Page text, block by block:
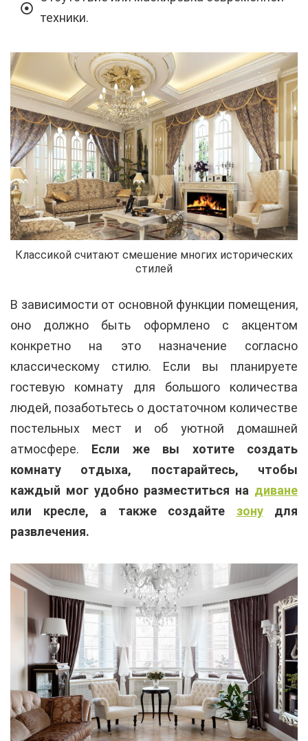
техники.
Классикой считают смешение многих исторических
стилей
В зависимости от основной функции помещения,
оно должно быть оформлено с акцентом
конкретно на это назначение согласно
классическому стилю. Если вы планируете
гостевую комнату для большого количества
людей, позаботьтесь о достаточном количестве
постельных мест и об уютной домашней
атмосфере. Если же вы хотите создать
комнату отдыха, постарайтесь, чтобы
каждый мог удобно разместиться на диване
или кресле, а также создайте зонудля
развлечения.